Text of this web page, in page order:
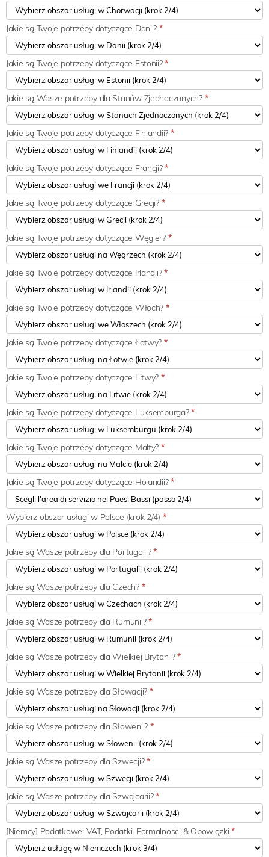
Jakie są Twoje potrzeby dotyczące Danii? *
Jakie są Twoje potrzeby dotyczące Estonii?*
Jakie są Wasze potrzeby dla Stanów Zjednoczonych? *
Jakie są Twoje potrzeby dotyczące Finlandii? *
Jakie są Twoje potrzeby dotyczące Francji?*
Jakie są Twoje potrzeby dotyczące Grecji? *
Jakie są Twoje potrzeby dotyczące Węgier? *
Jakie są Twoje potrzeby dotyczące Irlandii?*
Jakie są Twoje potrzeby dotyczące Włoch? *
Jakie są Twoje potrzeby dotyczące Łotwy? *
Jakie są Twoje potrzeby dotyczące Litwy? *
Jakie są Twoje potrzeby dotyczące Luksemburga?*
Jakie są Twoje potrzeby dotyczące Malty? *
Jakie są Twoje potrzeby dotyczące Holandii?*
Wybierz obszar usługi w Polsce (krok 2/4) *
Jakie są Wasze potrzeby dla Portugalii?*
Jakie są Wasze potrzeby dla Czech? *
Jakie są Wasze potrzeby dla Rumunii?*
Jakie są Wasze potrzeby dla Wielkiej Brytanii?*
Jakie są Wasze potrzeby dla Słowacji? *
Jakie są Wasze potrzeby dla Słowenii? *
Jakie są Wasze potrzeby dla Szwecji?*
Jakie są Wasze potrzeby dla Szwajcarii?*
[Niemcy] Podatkowe: VAT, Podatki, Formalności & Obowiązki*